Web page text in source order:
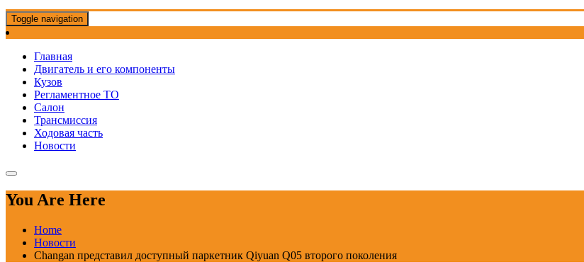
Toggle navigation
Главная
Двигатель и его компоненты
Кузов
Регламентное ТО
Салон
Трансмиссия
Ходовая часть
Новости
You Are Here
Home
Новости
Changan представил доступный паркетник Qiyuan Q05 второго поколения